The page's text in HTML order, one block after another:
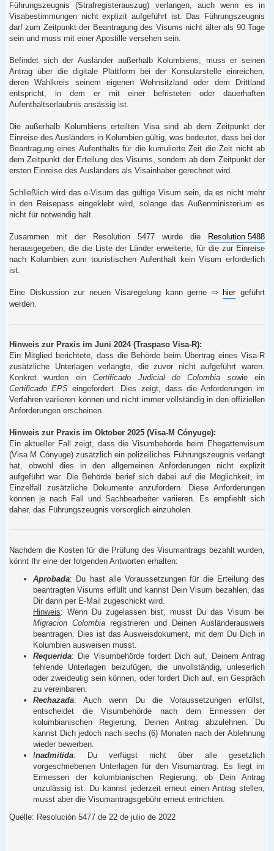
Führungszeugnis (Strafregisterauszug) verlangen, auch wenn es in
Visabestimmungen nicht explizit aufgeführt ist. Das Führungszeugnis
darf zum Zeitpunkt der Beantragung des Visums nicht älter als 90 Tage
sein und muss mit einer Apostille versehen sein.
Befindet sich der Ausländer außerhalb Kolumbiens, muss er seinen
Antrag über die digitale Plattform bei der Konsularstelle einreichen,
deren Wahlkreis seinem eigenen Wohnsitzland oder dem Drittland
entspricht, in dem er mit einer befristeten oder dauerhaften
Aufenthaltserlaubnis ansässig ist.
Die außerhalb Kolumbiens erteilten Visa sind ab dem Zeitpunkt der
Einreise des Ausländers in Kolumbien gültig, was bedeutet, dass bei der
Beantragung eines Aufenthalts für die kumulierte Zeit die Zeit nicht ab
dem Zeitpunkt der Erteilung des Visums, sondern ab dem Zeitpunkt der
ersten Einreise des Ausländers als Visainhaber gerechnet wird.
Schließlich wird das e-Visum das gültige Visum sein, da es nicht mehr
in den Reisepass eingeklebt wird, solange das Außenministerium es
nicht für notwendig hält.
Zusammen mit der Resolution 5477 wurde die
Resolution 5488
herausgegeben, die die Liste der Länder erweiterte, für die zur Einreise
nach Kolumbien zum touristischen Aufenthalt kein Visum erforderlich
ist.
Eine Diskussion zur neuen Visaregelung kann gerne ⇨ hiergeführt
werden.
Hinweis zur Praxis im Juni 2024 (Traspaso Visa-R):
Ein Mitglied berichtete, dass die Behörde beim Übertrag eines Visa-R
zusätzliche Unterlagen verlangte, die zuvor nicht aufgeführt waren.
Konkret wurden einCertificado Judicial de Colombia sowie ein
Certificado EPS eingefordert. Dies zeigt, dass die Anforderungen im
Verfahren variieren können und nicht immer vollständig in den offiziellen
Anforderungen erscheinen.
Hinweis zur Praxis im Oktober 2025 (Visa-M Cónyuge):
Ein aktueller Fall zeigt, dass die Visumbehörde beim Ehegattenvisum
(Visa M Cónyuge) zusätzlich ein polizeiliches Führungszeugnis verlangt
hat, obwohl dies in den allgemeinen Anforderungen nicht explizit
aufgeführt war. Die Behörde berief sich dabei auf die Möglichkeit, im
Einzelfall zusätzliche Dokumente anzufordern. Diese Anforderungen
können je nach Fall und Sachbearbeiter variieren. Es empfiehlt sich
daher, das Führungszeugnis vorsorglich einzuholen.
Nachdem die Kosten für die Prüfung des Visumantrags bezahlt wurden,
könnt Ihr eine der folgenden Antworten erhalten:
Aprobada: Du hast alle Voraussetzungen für die Erteilung des
beantragten Visums erfüllt und kannst Dein Visum bezahlen, das
Dir dann per E-Mail zugeschickt wird.
Hinweis: Wenn Du zugelassen bist, musst Du das Visum bei
Migracion Colombia registrieren und Deinen Ausländerausweis
beantragen. Dies ist das Ausweisdokument, mit dem Du Dich in
Kolumbien ausweisen musst.
Requerida: Die Visumbehörde fordert Dich auf, Deinem Antrag
fehlende Unterlagen beizufügen, die unvollständig, unleserlich
oder zweideutig sein können, oder fordert Dich auf, ein Gespräch
zu vereinbaren.
Rechazada: Auch wenn Du die Voraussetzungen erfüllst,
entscheidet die Visumbehörde nach dem Ermessen der
kolumbianischen Regierung, Deinen Antrag abzulehnen. Du
kannst Dich jedoch nach sechs (6) Monaten nach der Ablehnung
wieder bewerben.
Inadmitida: Du verfügst nicht über alle gesetzlich
vorgeschriebenen Unterlagen für den Visumantrag. Es liegt im
Ermessen der kolumbianischen Regierung, ob Dein Antrag
unzulässig ist. Du kannst jederzeit erneut einen Antrag stellen,
musst aber die Visumantragsgebühr erneut entrichten.
Quelle: Resolución 5477 de 22 de julio de 2022